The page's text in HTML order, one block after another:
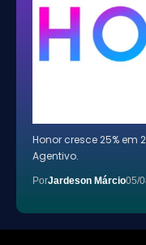
Honor cresce 25% em
Agentivo.
PorJardeson Márcio05/